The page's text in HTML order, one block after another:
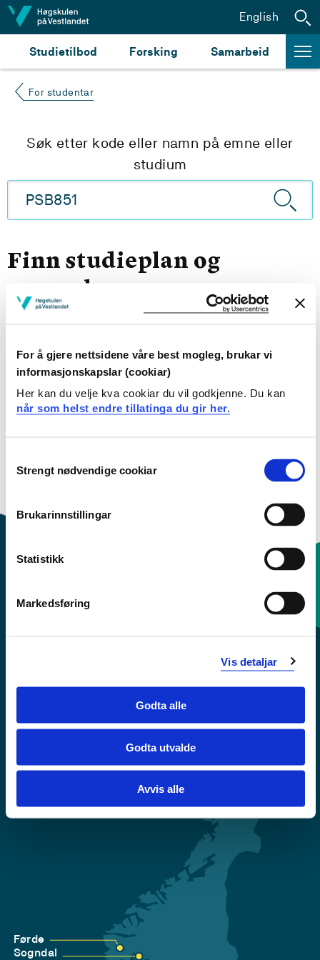
For å gjere nettsidene våre best mogleg, brukar vi
informasjonskapslar (cookiar)
Her kan du velje kva cookiar du vil godkjenne. Du kan
når som helst endre tillatinga du gir her.
Selection
Strengt nødvendige cookiar
Brukarinnstillingar
Statistikk
Markedsføring
Vis detaljar
Godta alle
Godta utvalde
Avvis alle
Hopp til innhald
Studietilbod Forsking Samarbeid
English
For studentar
Søk etter kode eller namn på emne eller
studium
Finn studieplan og
emneplan
Filtervalg
PSB851 Psykisk helse i barnehage og skole
2026-2027
Tilgjengelegheitserklæring
Førde
Sogndal